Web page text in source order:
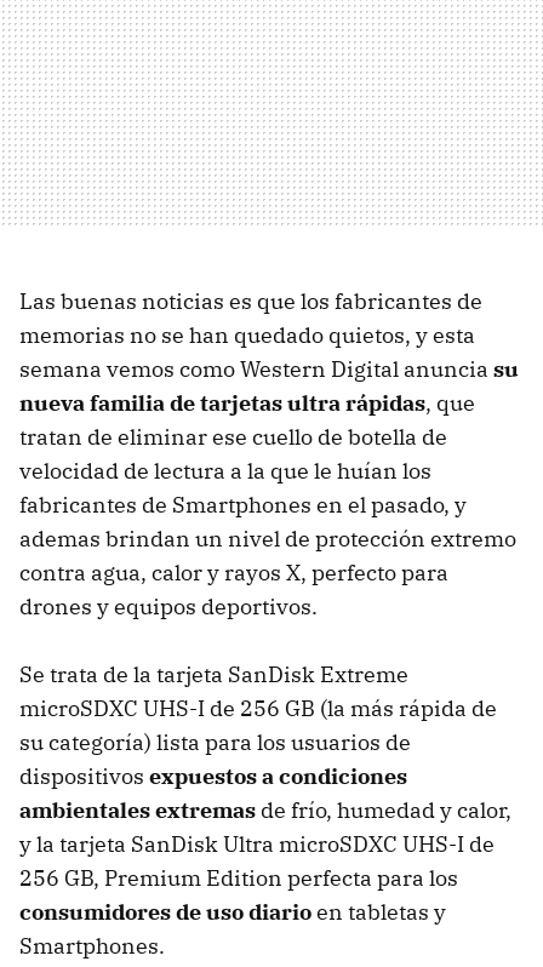
Las buenas noticias es que los fabricantes de
memorias no se han quedado quietos, y esta
semana vemos como Western Digital anuncia su
nueva familia de tarjetas ultra rápidas, que
tratan de eliminar ese cuello de botella de
velocidad de lectura a la que le huían los
fabricantes de Smartphones en el pasado, y
ademas brindan un nivel de protección extremo
contra agua, calor y rayos X, perfecto para
drones y equipos deportivos.
Se trata de la tarjeta SanDisk Extreme
microSDXC UHS-I de 256 GB (la más rápida de
su categoría) lista para los usuarios de
dispositivos expuestos a condiciones
ambientales extremas de frío, humedad y calor,
y la tarjeta SanDisk Ultra microSDXC UHS-I de
256 GB, Premium Edition perfecta para los
consumidores de uso diarioen tabletas y
Smartphones.